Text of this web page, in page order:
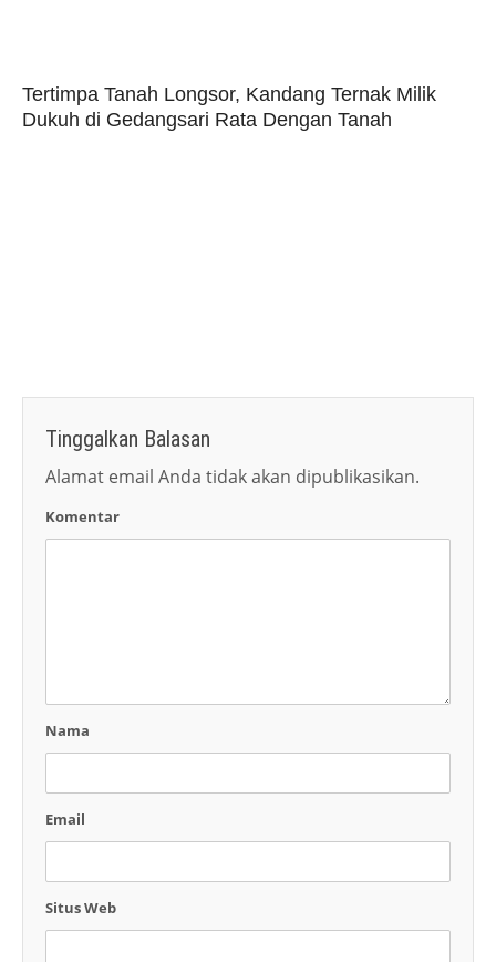
Tertimpa Tanah Longsor, Kandang Ternak Milik
Dukuh di Gedangsari Rata Dengan Tanah
Tinggalkan Balasan
Alamat email Anda tidak akan dipublikasikan.
Komentar
Nama
Email
Situs Web